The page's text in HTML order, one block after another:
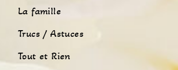
La famille
Trucs / Astuces
Tout et Rien